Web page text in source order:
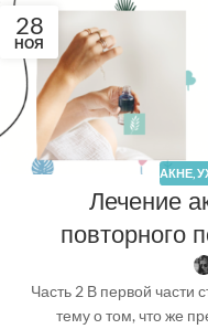
28
НОЯ
АКНЕ,
Лечение
повторного
Часть 2 В первой части
тему о том, что же